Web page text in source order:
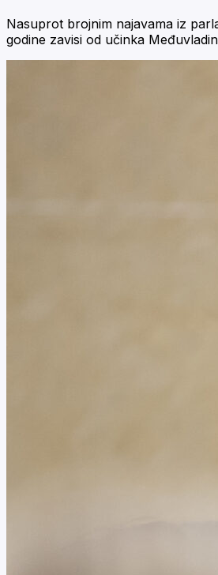
Nasuprot brojnim najavama iz
godine zavisi od učinka